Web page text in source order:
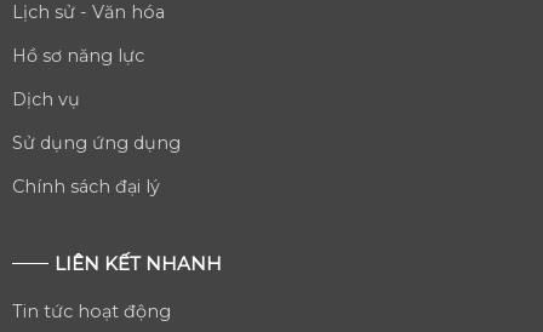
Lịch sử - Văn hóa
Hồ sơ năng lực
Dịch vụ
Sử dụng ứng dụng
Chính sách đại lý
LIÊN KẾT NHANH
Tin tức hoạt động